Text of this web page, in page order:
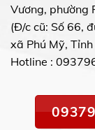
Vương, phường
(Đ/c cũ: Số 66,
xã Phú Mỹ,
Hotline :